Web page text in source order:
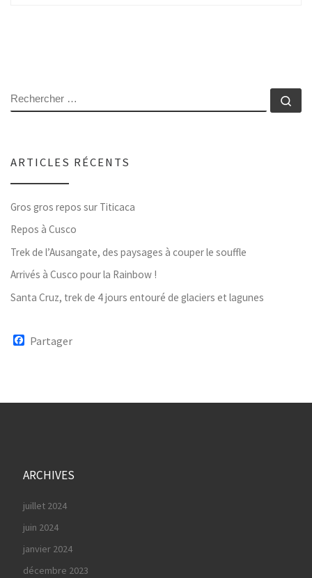
RECHERCHER
ARTICLES RÉCENTS
Gros gros repos sur Titicaca
Repos à Cusco
Trek de l’Ausangate, des paysages à couper le souffle
Arrivés à Cusco pour la Rainbow !
Santa Cruz, trek de 4 jours entouré de glaciers et lagunes
o
Partager
ARCHIVES
juillet 2024
juin 2024
janvier 2024
décembre 2023